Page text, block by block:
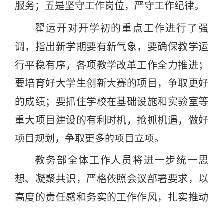
服务；五是坚守工作岗位，严守工作纪律。
翟运开对开学初的重点工作进行了 强
调，指出新学期要有新气象，要确保教学运
行平稳有序，各项教学改革工作全力推进；
要培育好大学生创新大赛的项目，争取更好
的成绩；要抓住学校在基础设施和实验室等
重大项目建设的有利时机，抢抓机遇，做好
项目规划，争取更多的项目立项。
教务部全体工作人员将进一步统一思
想、凝聚共识， 严格依照会议部署要求 ，以
高度的责任感和务实的工作作风， 扎实推动